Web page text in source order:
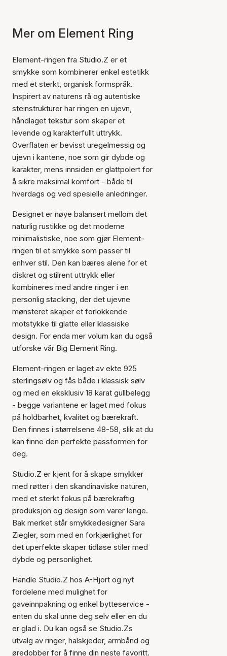
Varen er lagt til i
handlekurven
Mer om Element Ring
Element-ringen fra Studio.Z er et
smykke som kombinerer enkel estetikk
med et sterkt, organisk formspråk.
Inspirert av naturens rå og autentiske
steinstrukturer har ringen en ujevn,
håndlaget tekstur som skaper et
levende og karakterfullt uttrykk.
Overflaten er bevisst uregelmessig og
ujevn i kantene, noe som gir dybde og
karakter, mens innsiden er glattpolert for
å sikre maksimal komfort - både til
hverdags og ved spesielle anledninger.
Designet er nøye balansert mellom det
naturlig rustikke og det moderne
minimalistiske, noe som gjør Element-
ringen til et smykke som passer til
enhver stil. Den kan bæres alene for et
diskret og stilrent uttrykk eller
kombineres med andre ringer i en
personlig stacking, der det ujevne
mønsteret skaper et forlokkende
motstykke til glatte eller klassiske
design. For enda mer volum kan du også
utforske vår Big Element Ring.
Element-ringen er laget av ekte 925
sterlingsølv og fås både i klassisk sølv
og med en eksklusiv 18 karat gullbelegg
- begge variantene er laget med fokus
på holdbarhet, kvalitet og bærekraft.
Den finnes i størrelsene 48-58, slik at du
kan finne den perfekte passformen for
deg.
Studio.Z er kjent for å skape smykker
med røtter i den skandinaviske naturen,
med et sterkt fokus på bærekraftig
produksjon og design som varer lenge.
Bak merket står smykkedesigner Sara
Ziegler, som med en forkjærlighet for
det uperfekte skaper tidløse stiler med
dybde og personlighet.
Handle Studio.Z hos A-Hjort og nyt
fordelene med mulighet for
gaveinnpakning og enkel bytteservice -
enten du skal unne deg selv eller en du
er glad i. Du kan også se Studio.Zs
utvalg av ringer, halskjeder, armbånd og
øredobber for å finne din neste favoritt.